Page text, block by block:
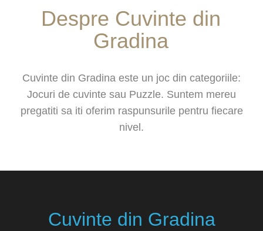
Despre Cuvinte din
Gradina
Cuvinte din Gradina este un joc din categoriile:
Jocuri de cuvinte sau Puzzle. Suntem mereu
pregatiti sa iti oferim raspunsurile pentru fiecare
nivel.
Cuvinte din Gradina